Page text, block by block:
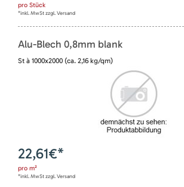
pro Stück
*inkl. MwSt zzgl. Versand
Alu-Blech 0,8mm blank
St à 1000x2000 (ca. 2,16 kg/qm)
22,61€*
pro m²
*inkl. MwSt zzgl. Versand